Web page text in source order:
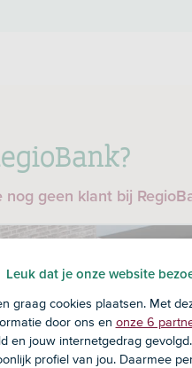
geen klant bij
in
Leuk dat je onze website
graag cookies plaatsen. Met
door ons en onze 6
en jouw internetgedrag
profiel van jou. Daarmee